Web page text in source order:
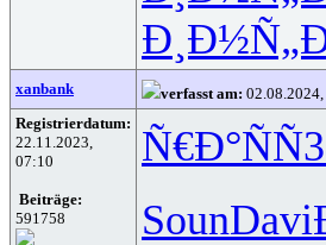
xanbank verfasst am:
Registrierdatum:
22.11.2023,
07:10
Beiträge:
591758
Ñ€Ð°ÑÑ
SounDavi